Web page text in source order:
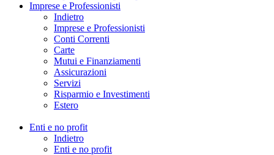
Imprese e Professionisti
Indietro
Imprese e Professionisti
Conti Correnti
Carte
Mutui e Finanziamenti
Assicurazioni
Servizi
Risparmio e Investimenti
Estero
Enti e no profit
Indietro
Enti e no profit